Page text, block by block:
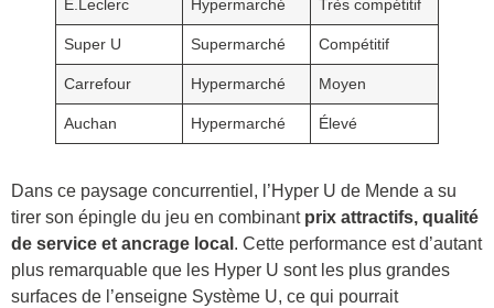
E.Leclerc Hypermarché Très compétitif
Super U Supermarché Compétitif
Carrefour Hypermarché Moyen
Auchan Hypermarché Élevé
Dans ce paysage concurrentiel, l’Hyper U de Mende a su
tirer son épingle du jeu en combinant prix attractifs, qualité
de service et ancrage local . Cette performance est d’autant
plus remarquable que les Hyper U sont les plus grandes
surfaces de l’enseigne Système U, ce qui pourrait